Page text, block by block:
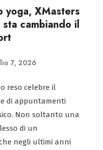
yoga, XMasters
cambiando il
7, 2026
reso celebre il
di appuntamenti
Non soltanto una
di un
negli ultimi anni